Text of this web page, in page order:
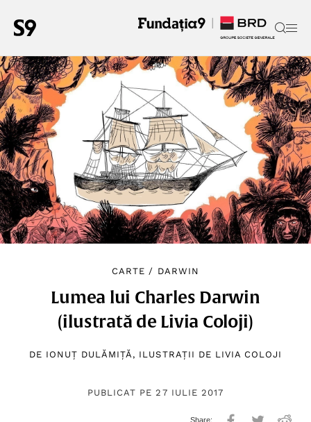
CARTE / DARWIN
Lumea lui Charles Darwin
(ilustrată de Livia Coloji)
DE IONUȚ DULĂMIȚĂ , ILUSTRAȚII DE LIVIA COLOJI
PUBLICAT PE 27 IULIE 2017